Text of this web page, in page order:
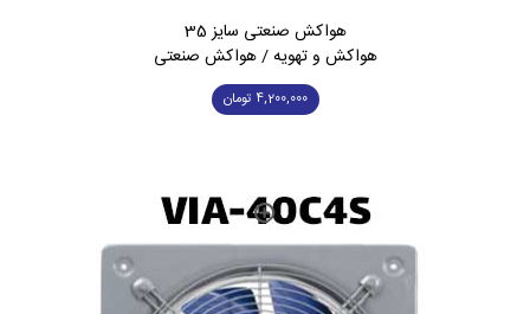
هواکش صنعتی سایز 35
هواکش و تهویه / هواکش صنعتی
4,200,000 تومان